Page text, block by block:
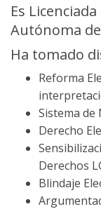
Es
Autónoma
Ha tomado
Reforma
Sistema de
Derecho
Derechos
Blindaje